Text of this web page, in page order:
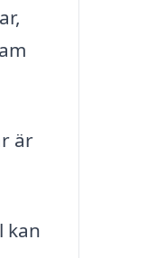
är
kan